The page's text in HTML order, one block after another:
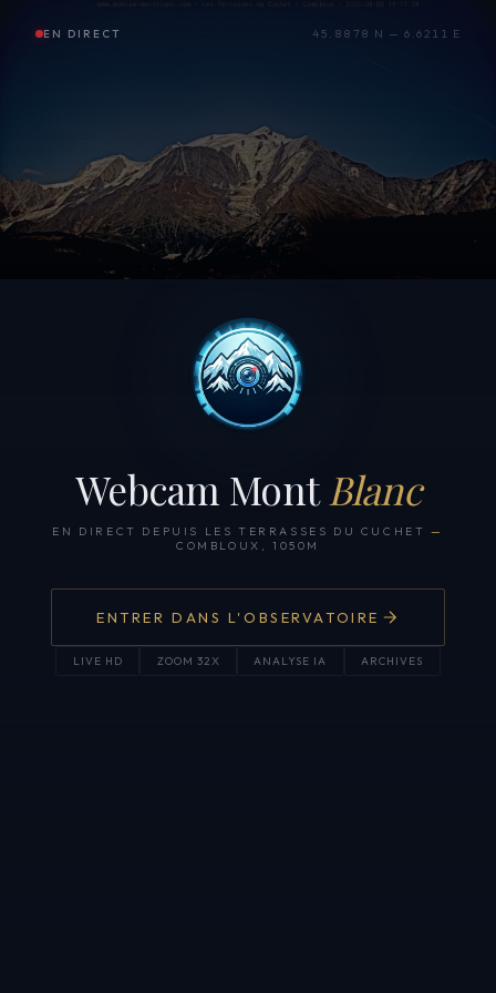
EN DIRECT 45.8878 N — 6.6211 E
Webcam Mont Blanc
EN DIRECT DEPUIS LES TERRASSES DU CUCHET —
COMBLOUX, 1050M
ENTRER DANS L'OBSERVATOIRE
LIVE HD ZOOM 32X ANALYSE IA ARCHIVES